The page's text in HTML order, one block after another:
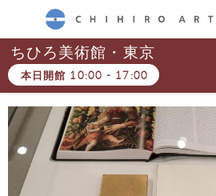
CHIHIRO ART MUSEUM
ちひろ美術館・東京
本日開館 10:00 - 17:00